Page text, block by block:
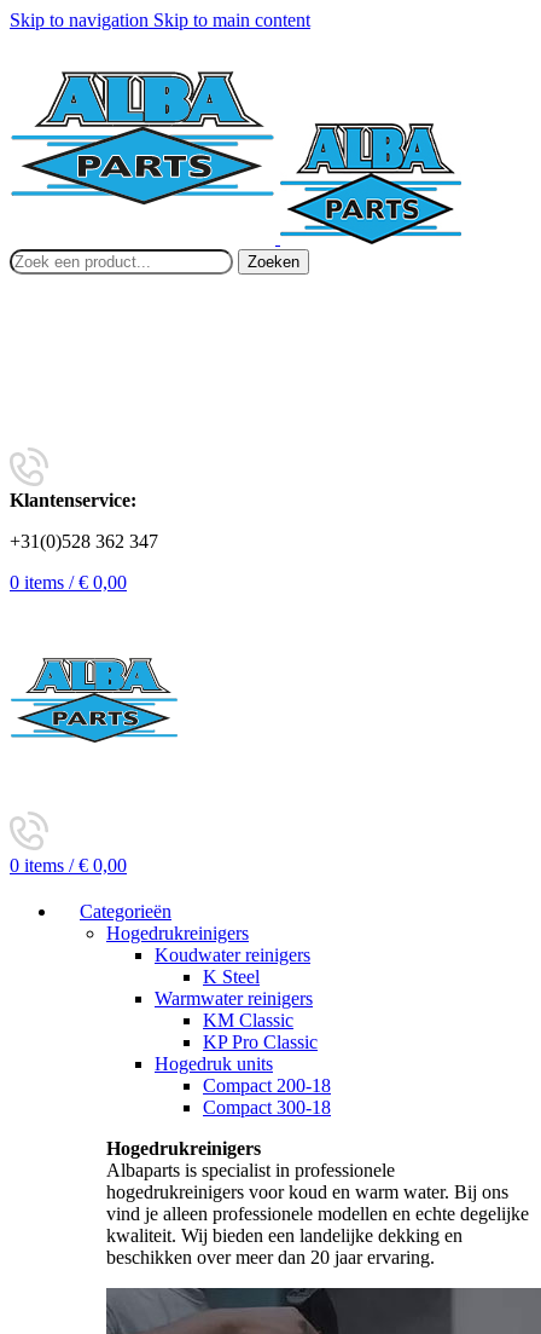
Skip to navigation Skip to main content
Zoeken
Klantenservice:
+31(0)528 362 347
0 items / € 0,00
0 items / € 0,00
Categorieën
Hogedrukreinigers
Koudwater reinigers
K Steel
Warmwater reinigers
KM Classic
KP Pro Classic
Hogedruk units
Compact 200-18
Compact 300-18
Hogedrukreinigers
Albaparts is specialist in professionele
hogedrukreinigers voor koud en warm water. Bij ons
vind je alleen professionele modellen en echte degelijke
kwaliteit. Wij bieden een landelijke dekking en
beschikken over meer dan 20 jaar ervaring.